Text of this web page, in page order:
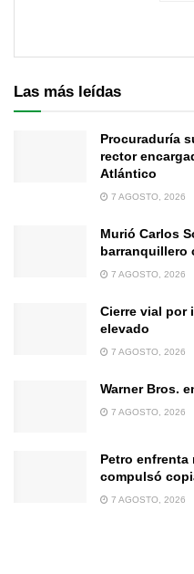
Las más leídas
Procuraduría
rector
Atlántico
7 AGOSTO, 2026
Murió Carlos
barranquillero
7 AGOSTO, 2026
Cierre vial por
elevado
7 AGOSTO, 2026
Warner Bros.
7 AGOSTO, 2026
Petro
compulsó
7 AGOSTO, 2026